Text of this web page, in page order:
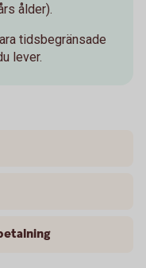
ålder).
tidsbegränsade
lever.